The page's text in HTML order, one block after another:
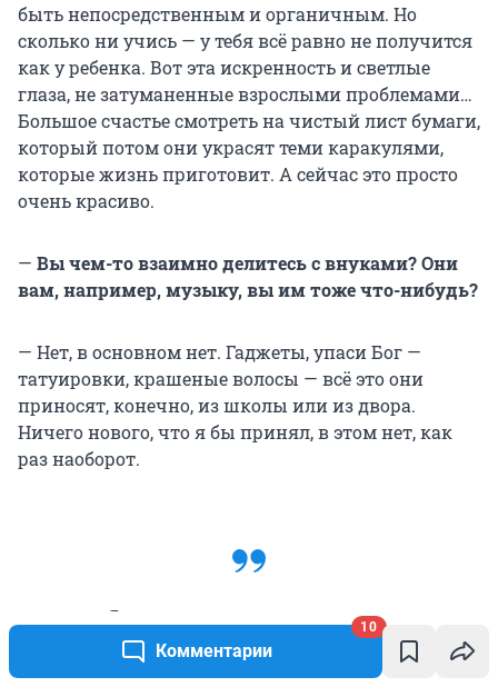
Комментарии
10
быть непосредственным и органичным. Но
сколько ни учись — у тебя всё равно не получится
как у ребенка. Вот эта искренность и светлые
глаза, не затуманенные взрослыми проблемами…
Большое счастье смотреть на чистый лист бумаги,
который потом они украсят теми каракулями,
которые жизнь приготовит. А сейчас это просто
очень красиво.
— Вы чем-то взаимно делитесь с внуками? Они
вам, например, музыку, вы им тоже что-нибудь?
— Нет, в основном нет. Гаджеты, упаси Бог —
татуировки, крашеные волосы — всё это они
приносят, конечно, из школы или из двора.
Ничего нового, что я бы принял, в этом нет, как
раз наоборот.
Я пытаюсь оторвать внуков от
виртуальной, потусторонней жизни,
вернуть в сегодня, чтобы они знали, что